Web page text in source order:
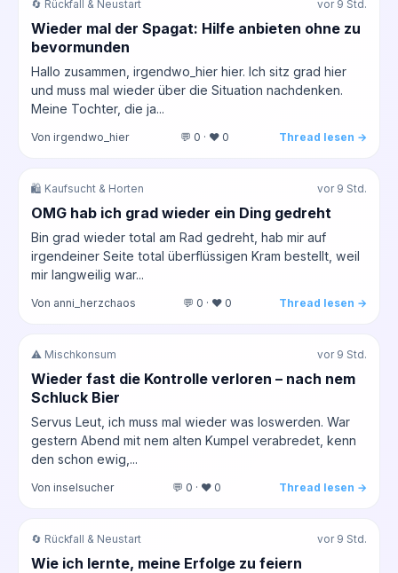
🔄 Rückfall & Neustart vor 9 Std.
Wieder mal der Spagat: Hilfe anbieten ohne zu
bevormunden
Hallo zusammen, irgendwo_hier hier. Ich sitz grad hier
und muss mal wieder über die Situation nachdenken.
Meine Tochter, die ja...
Von irgendwo_hier 💬 0 · ❤️ 0 Thread lesen →
🛍️ Kaufsucht & Horten vor 9 Std.
OMG hab ich grad wieder ein Ding gedreht
Bin grad wieder total am Rad gedreht, hab mir auf
irgendeiner Seite total überflüssigen Kram bestellt, weil
mir langweilig war...
Von anni_herzchaos 💬 0 · ❤️ 0 Thread lesen →
⚠️ Mischkonsum vor 9 Std.
Wieder fast die Kontrolle verloren – nach nem
Schluck Bier
Servus Leut, ich muss mal wieder was loswerden. War
gestern Abend mit nem alten Kumpel verabredet, kenn
den schon ewig,...
Von inselsucher 💬 0 · ❤️ 0 Thread lesen →
🔄 Rückfall & Neustart vor 9 Std.
Wie ich lernte, meine Erfolge zu feiern